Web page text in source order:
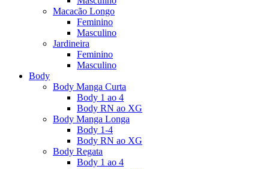
Macacão Longo
Feminino
Masculino
Jardineira
Feminino
Masculino
Body
Body Manga Curta
Body 1 ao 4
Body RN ao XG
Body Manga Longa
Body 1-4
Body RN ao XG
Body Regata
Body 1 ao 4